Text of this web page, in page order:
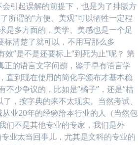
会引起误解的前提下，也是为了排版方
所谓的“方便、美观”可以牺牲一定程
是多方面的，美学、美感也是一个足
标清楚了就可以，不用写那么多
”是不是还要标上“到死为止”呢？ 第
正的语言文字问题，鉴于早有语言学
直到现在使用的简化字颁布才基本稳
少争议的，比如是“橘子”，还是“桔
，按字典的来不太现实。当然考试、
业20年的经验给本行业的人（当然包
们不是其他专业的专家，我们是外
业太当回事儿，尤其是文科的专业的